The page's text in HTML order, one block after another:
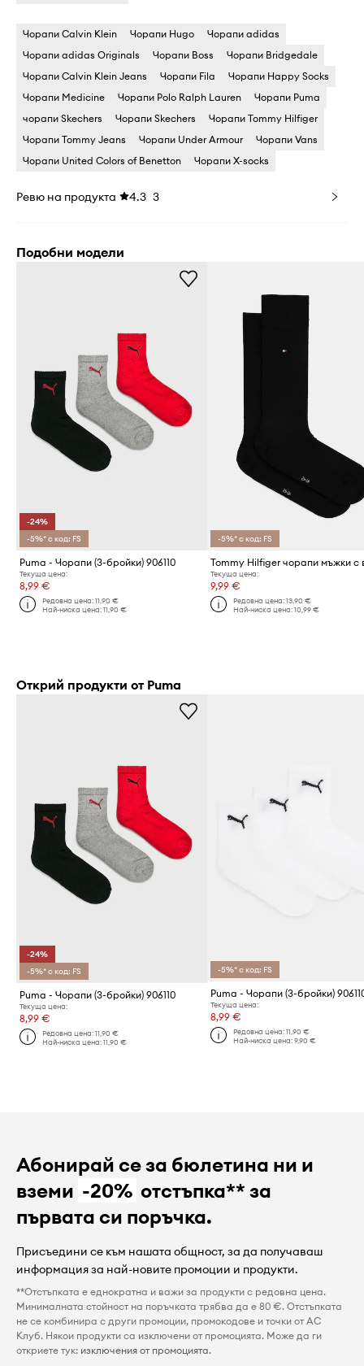
Чорапи Calvin Klein Чорапи Hugo
Чорапи adidas
Чорапи adidas Originals
Чорапи Boss
Чорапи Bridgedale
Чорапи Calvin Klein Jeans
Чорапи Fila
Чорапи Happy Socks
Чорапи Medicine
Чорапи Polo Ralph Lauren
Чорапи Puma
чорапи Skechers
Чорапи Skechers
Чорапи Tommy Hilfiger
Чорапи Tommy Jeans
Чорапи Under Armour
Чорапи Vans
Чорапи United Colors of Benetton
Чорапи X-socks
Ревю на продукта 4.3 3
Подобни модели
-24%
-5%* с код: FS
Puma - Чорапи (3-бройки) 906110
Текуща цена:
8,99 €
Редовна цена:11,90 €
Най-ниска цена:11,90 €
-5%* с код: FS
Tommy Hilfiger чорапи мъжки с
Текуща цена:
9,99 €
Редовна цена: 13,90 €
Най-ниска цена: 10,99 €
Открий продукти от Puma
-24%
-5%* с код: FS
Puma - Чорапи (3-бройки) 906110
Текуща цена:
8,99 €
Редовна цена:11,90 €
Най-ниска цена:11,90 €
-5%* с код: FS
Текуща цена:
8,99 €
Редовна цена: 11,90 €
Най-ниска цена: 9,90 €
Абонирай се за бюлетина ни и
вземи -20% отстъпка** за
първата си поръчка.
Присъедини се към нашата общност, за да получаваш
информация за най-новите промоции и продукти.
**Отстъпката е еднократна и важи за продукти с редовна цена.
Минималната стойност на поръчката трябва да е 80 €. Отстъпката
не се комбинира с други промоции, промокодове и точки от AC
Клуб. Някои продукти са изключени от промоцията. Може да ги
откриете тук: изключения от промоцията.